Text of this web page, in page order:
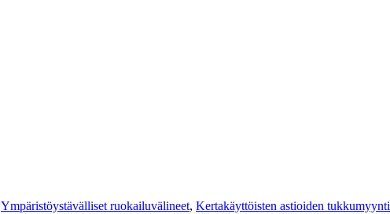
Ympäristöystävälliset ruokailuvälineet, Kertakäyttöisten astioiden tukkumyynti